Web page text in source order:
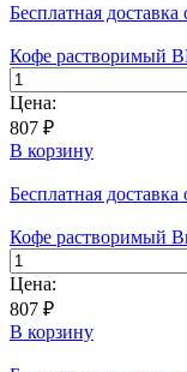
Бесплатная доставка
Кофе растворимый
Цена:
807 ₽
В корзину
Бесплатная доставка
Кофе растворимый
Цена:
807 ₽
В корзину